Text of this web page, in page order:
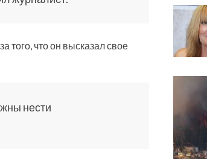
того, что он высказал свое
нести